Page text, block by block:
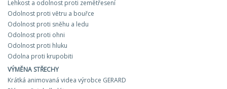
Lehkost a odolnost proti zemětřesení
Odolnost proti větru a bouřce
Odolnost proti sněhu a ledu
Odolnost proti ohni
Odolnost proti hluku
Odolna proti krupobiti
VÝMĚNA STŘECHY
Krátká animovaná videa výrobce GERARD